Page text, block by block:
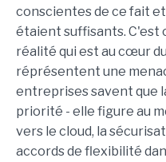
conscientes de ce fait
étaient suffisants. C'est
réalité qui est au cœur
réprésentent une
entreprises savent que
priorité - elle figure au
vers le cloud, la
accords de flexibilité